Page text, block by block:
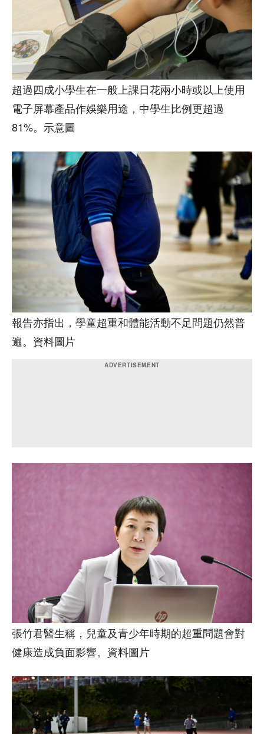
超過四成小學生在一般上課日花兩小時或以上使用
電子屏幕產品作娛樂用途，中學生比例更超過
81%。示意圖
報告亦指出，學童超重和體能活動不足問題仍然普
遍。資料圖片
張竹君醫生稱，兒童及青少年時期的超重問題會對
健康造成負面影響。資料圖片